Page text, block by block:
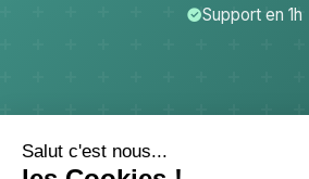
Support en 1h